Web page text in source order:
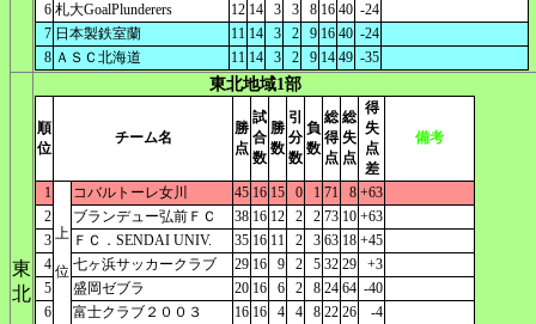
6 札大GoalPlunderers 12 14 3 3 8 16 40 -24
7 日本製鉄室蘭 11 14 3 2 9 16 40 -24
8 ＡＳＣ北海道 11 14 3 2 9 14 49 -35
東
北
東北地域1部
順
位
チーム名
勝
点
試
合
数
勝
数
引
分
数
負
数
総
得
点
総
失
点
得
失
点
差
備考
1
上
位
コバルトーレ女川 45 16 15 0 1 71 8 +63
2
ブランデュー弘前ＦＣ 38 16 12 2 2 73 10 +63
3
ＦＣ．SENDAI UNIV. 35 16 11 2 3 63 18 +45
4
七ヶ浜サッカークラブ 29 16 9 2 5 32 29
+3
5
盛岡ゼブラ 20 16 6 2 8 24 64 -40
6
富士クラブ２００３ 16 16 4 4 8 22 26
-4